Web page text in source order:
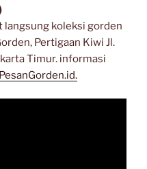
langsung koleksi gorden
Pertigaan Kiwi Jl.
Timur. informasi
PesanGorden.id.